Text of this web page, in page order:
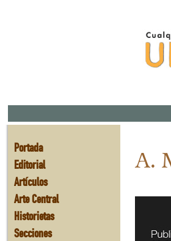
Portada
Editorial
Artículos
Arte Central
Historietas
Secciones
A.